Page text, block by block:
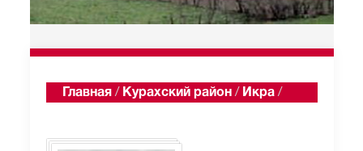
Главная / Курахский район / Икра /